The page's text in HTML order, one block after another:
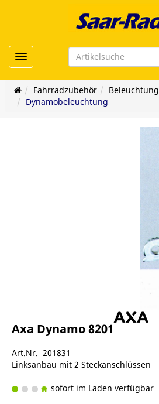
Toggle navigation
Fahrradzubehör
Beleuchtung
Dynamobeleuchtung
Axa Dynamo 8201
Art.Nr. 201831
Linksanbau mit 2 Steckanschlüssen
sofort im Laden verfügbar